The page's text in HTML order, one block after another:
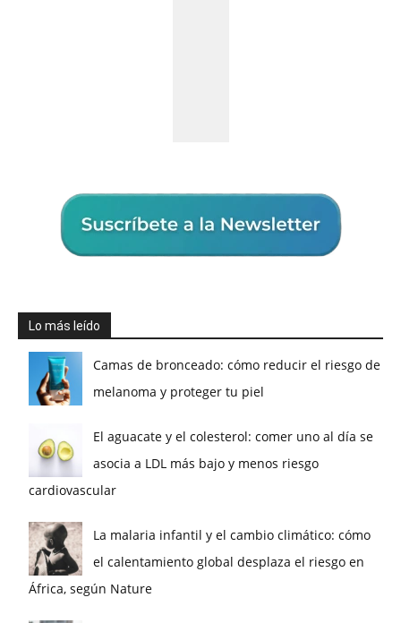
Lo más leído
Camas de bronceado: cómo reducir el riesgo de
melanoma y proteger tu piel
El aguacate y el colesterol: comer uno al día se
asocia a LDL más bajo y menos riesgo
cardiovascular
La malaria infantil y el cambio climático: cómo
el calentamiento global desplaza el riesgo en
África, según Nature